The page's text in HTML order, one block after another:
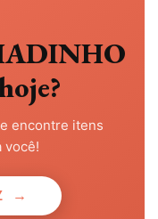
encontre itens
você!
→